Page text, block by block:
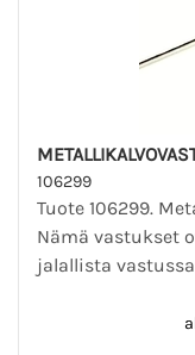
106299
Tuote 106299.
Nämä vastukset
jalallista